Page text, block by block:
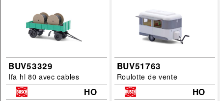
BUV53329
Ifa hl 80 avec cables
HO
BUV51763
Roulotte de vente
HO